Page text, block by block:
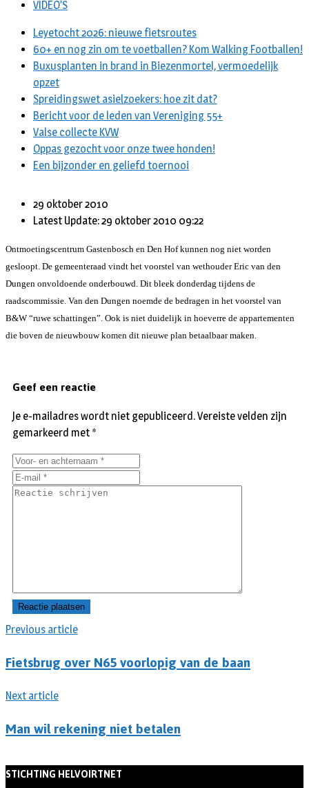
VIDEO’S
Leyetocht 2026: nieuwe fietsroutes
60+ en nog zin om te voetballen? Kom Walking Footballen!
Buxusplanten in brand in Biezenmortel, vermoedelijk
opzet
Spreidingswet asielzoekers: hoe zit dat?
Bericht voor de leden van Vereniging 55+
Valse collecte KVW
Oppas gezocht voor onze twee honden!
Een bijzonder en geliefd toernooi
29 oktober 2010
Latest Update: 29 oktober 2010 09:22
Ontmoetingscentrum Gastenbosch en Den Hof kunnen nog niet worden
gesloopt. De gemeenteraad vindt het voorstel van wethouder Eric van den
Dungen onvoldoende onderbouwd. Dit bleek donderdag tijdens de
raadscommissie. Van den Dungen noemde de bedragen in het voorstel van
B&W “ruwe schattingen”. Ook is niet duidelijk in hoeverre de appartementen
die boven de nieuwbouw komen dit nieuwe plan betaalbaar maken.
Previous article
Fietsbrug over N65 voorlopig van de baan
Next article
Man wil rekening niet betalen
Geef een reactie
Je e-mailadres wordt niet gepubliceerd.Vereiste velden zijn
gemarkeerd met *
STICHTING HELVOIRTNET